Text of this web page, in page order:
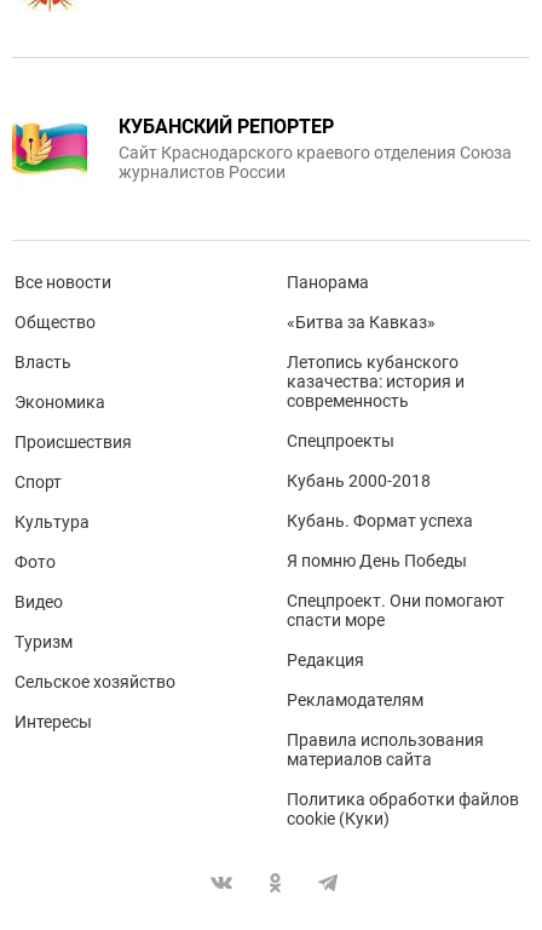
КУБАНСКИЙ РЕПОРТЕР
Сайт Краснодарского краевого отделения Союза
журналистов России
Все новости
Общество
Власть
Экономика
Происшествия
Спорт
Культура
Фото
Видео
Туризм
Сельское хозяйство
Интересы
Панорама
«Битва за Кавказ»
Летопись кубанского
казачества: история и
современность
Спецпроекты
Кубань 2000-2018
Кубань. Формат успеха
Я помню День Победы
Спецпроект. Они помогают
спасти море
Редакция
Рекламодателям
Правила использования
материалов сайта
Политика обработки файлов
cookie (Куки)